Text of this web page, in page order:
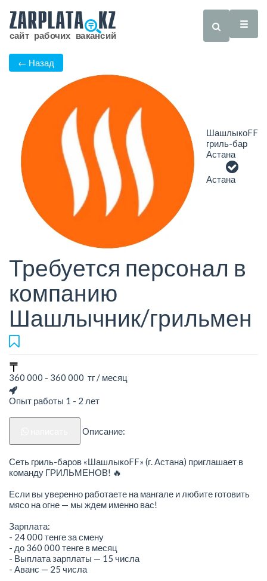
← Назад
ШашлыкоFF
гриль-бар
Астана
Астана
Требуется персонал в
компанию
Шашлычник/грильмен
360 000 - 360 000 тг / месяц
Опыт работы 1 - 2 лет
Описание:
Сеть гриль-баров «ШашлыкоFF» (г. Астана) приглашает в
команду ГРИЛЬМЕНОВ! 🔥
Если вы уверенно работаете на мангале и любите готовить
мясо на огне — мы ждем именно вас!
Зарплата:
- 24 000 тенге за смену
- до 360 000 тенге в месяц
- Выплата зарплаты — 15 числа
- Аванс — 25 числа